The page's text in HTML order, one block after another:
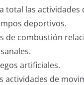
total las
deportivos.
de combustión
artificiales.
actividades de